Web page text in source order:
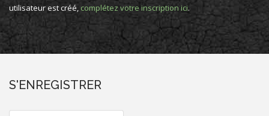
utilisateur est créé, complétez votre inscription ici.
S'ENREGISTRER